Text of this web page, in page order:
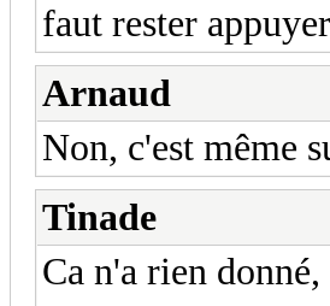
faut rester
Arnaud
Non, c'est même
Tinade
Ca n'a rien donné,